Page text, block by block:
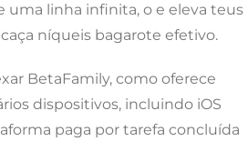
uma linha infinita, o e eleva teus
níqueis bagarote efetivo.
BetaFamily, como oferece
dispositivos, incluindo iOS
paga por tarefa concluída